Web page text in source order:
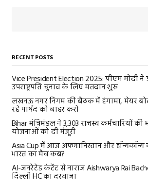
RECENT POSTS
Vice President Election 2025: पीएम मोदी ने
उपराष्ट्रपति चुनाव के लिए मतदान शुरू
लखनऊ नगर निगम की बैठक में हंगामा, मेयर
रहे पार्षद को बाहर करो
Bihar मंत्रिमंडल ने 3,303 राजस्व कर्मचारियों की
योजनाओं को दी मंजूरी
Asia Cup में आज अफगानिस्तान और हॉन्गकॉन्ग
भारत का मैच कब?
AI-जनरेटेड कंटेंट से नाराज Aishwarya Rai
दिल्ली HC का दरवाजा